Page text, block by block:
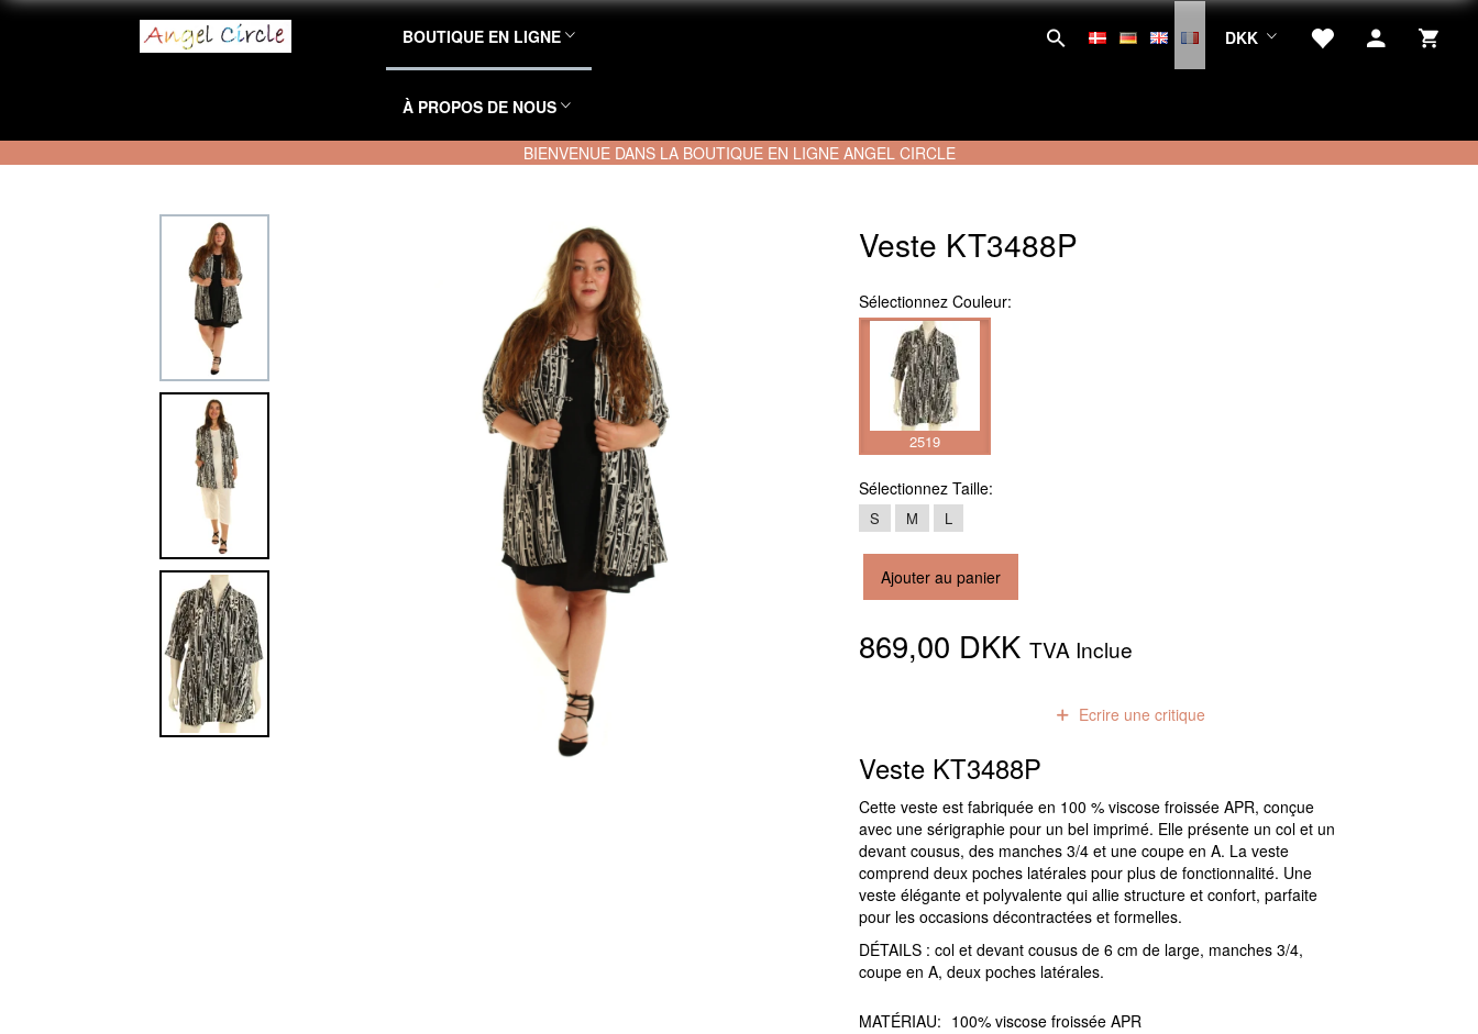
BOUTIQUE EN LIGNE
À PROPOS DE NOUS
DKK
BIENVENUE DANS LA BOUTIQUE EN LIGNE ANGEL CIRCLE
Veste KT3488P
Sélectionnez Couleur:
2519
Sélectionnez Taille:
S M L
Ajouter au panier
869,00 DKKTVA Inclue
Ecrire une critique
Veste KT3488P
Cette veste est fabriquée en 100 % viscose froissée APR, conçue
avec une sérigraphie pour un bel imprimé. Elle présente un col et un
devant cousus, des manches 3/4 et une coupe en A. La veste
comprend deux poches latérales pour plus de fonctionnalité. Une
veste élégante et polyvalente qui allie structure et confort, parfaite
pour les occasions décontractées et formelles.
DÉTAILS : col et devant cousus de 6 cm de large, manches 3/4,
coupe en A, deux poches latérales.
MATÉRIAU: 100% viscose froissée APR